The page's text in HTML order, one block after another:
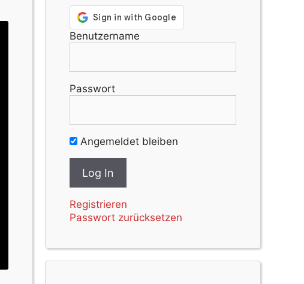
Benutzername
Passwort
Angemeldet bleiben
Registrieren
Passwort zurücksetzen